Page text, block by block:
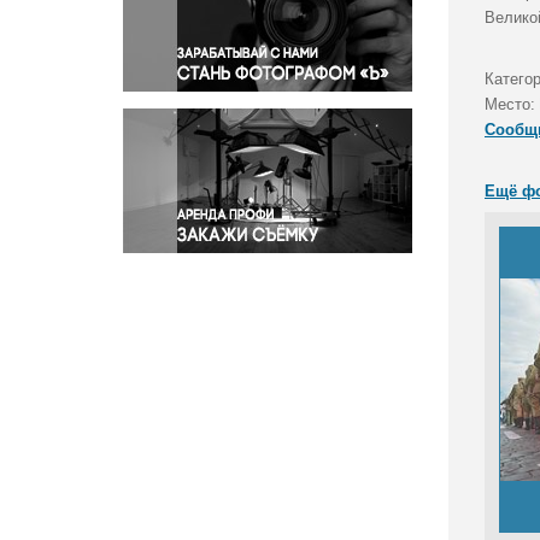
Правосудие
Происшествия и конфликты
Религия
Светская жизнь
Спорт
Экология
Экономика и бизнес
Место:
Ещё